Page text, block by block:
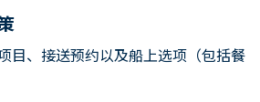
目、接送预约以及船上选项（包括餐